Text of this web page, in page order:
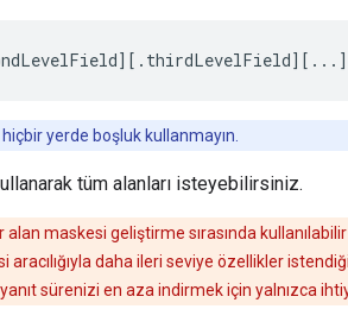
yerde boşluk kullanmayın.
tüm alanları isteyebilirsiniz.
alan maskesi geliştirme sırasında
aracılığıyla daha ileri seviye özellikler
sürenizi en aza indirmek için yalnızca